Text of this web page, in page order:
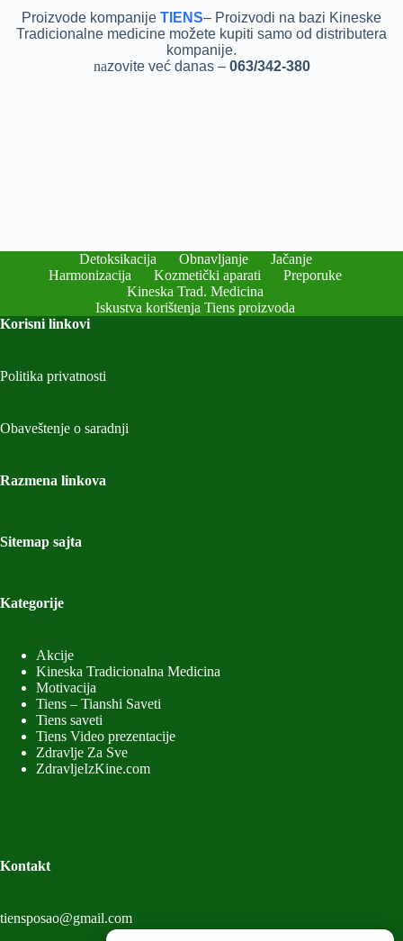
Proizvode kompanije TIENS– Proizvodi na bazi Kineske
Tradicionalne medicine možete kupiti samo od distributera
kompanije.
nazovite već danas –063/342-380
Detoksikacija Obnavljanje
Jačanje
Harmonizacija
Kozmetički aparati
Preporuke
Kineska Trad. Medicina
Iskustva korištenja Tiens proizvoda
Korisni linkovi
Politika privatnosti
Obaveštenje o saradnji
Razmena linkova
Sitemap sajta
Kategorije
Akcije
Kineska Tradicionalna Medicina
Motivacija
Tiens – Tianshi Saveti
Tiens saveti
Tiens Video prezentacije
Zdravlje Za Sve
ZdravljeIzKine.com
Kontakt
tiensposao@gmail.com